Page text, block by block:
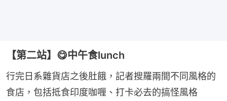
【第二站】😋中午食lunch
行完日系雜貨店之後肚餓，記者搜羅兩間不同風格的
食店，包括抵食印度咖喱、打卡必去的搞怪風格